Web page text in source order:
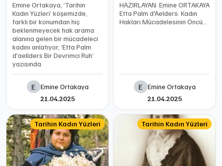
Emine Ortakaya, ‘Tarihin
Kadın Yüzleri’ köşemizde,
farklı bir konumdan hiç
beklenmeyecek hak arama
alanına gelen bir mücadeleci
kadını anlatıyor, ‘Etta Palm
d'aellders Bir Devrimci Ruh’
yazısında.
E
Emine Ortakaya
21.04.2025
HAZIRLAYAN: Emine ORTAKAYA
Etta Palm d'Aelders: Kadın
Hakları Mücadelesinin Öncüsü
E
Emine Ortakaya
21.04.2025
Tarihin Kadın Yüzleri Tarihin Kadın Yüzleri